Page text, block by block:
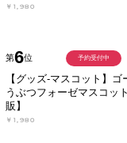
￥1,980
第6位
【グッズ-マスコット】
うぶつフォーゼマスコッ
販】
￥1,980
予約受付中